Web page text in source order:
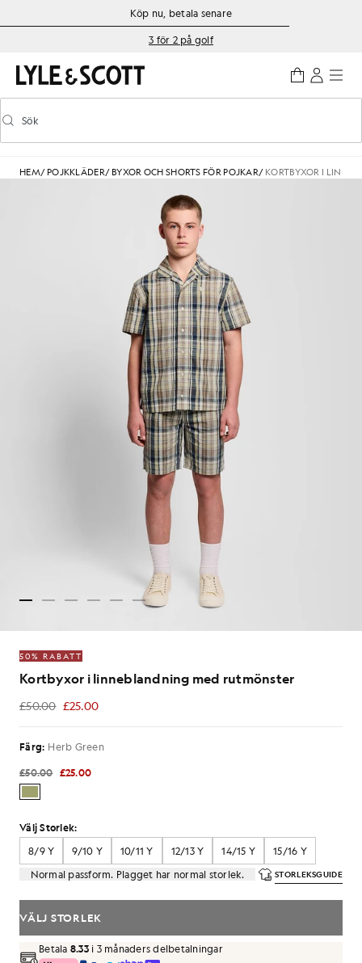
Gå direkt till huvudinnehållet
Information om tillgänglighetKöp nu, betala senare
3 för 2 på golf
Aktivera/inaktivera prediktiv sökning
Sök
HEM/ POJKKLÄDER/ BYXOR OCH SHORTS FÖR POJKAR/ KORTBYXOR I
50% RABATT
Kortbyxor i linneblandning med rutmönster
£50.00 £25.00
£25.00
Färg: Herb Green
£50.00 £25.00
Välj Storlek:
8/9 Y
9/10 Y 10/11 Y 12/13 Y 14/15 Y
15/16 Y
Normal passform. Plagget har normal storlek.
STORLEKSGUIDE
VÄLJ STORLEK
Betala 8.33i 3 månaders delbetalningar